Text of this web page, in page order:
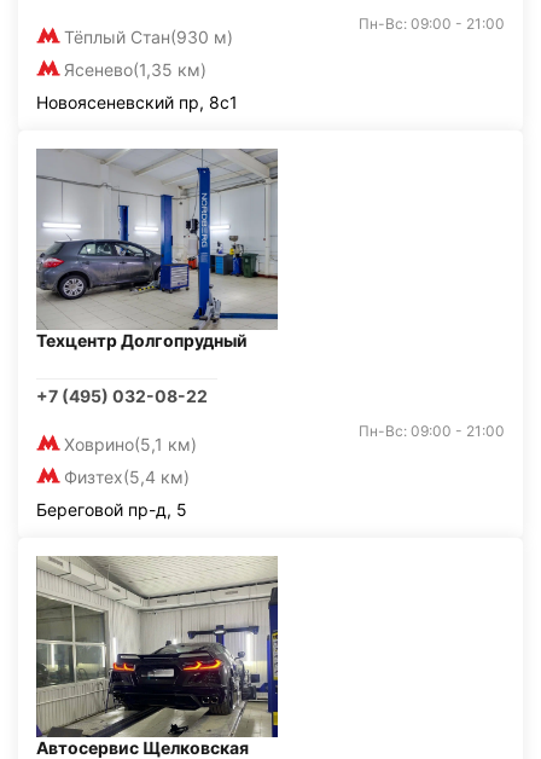
Тёплый Стан(930 м)
Ясенево(1,35 км)
Пн-Вс: 09:00 - 21:00
Новоясеневский пр, 8с1
Техцентр Долгопрудный
+7 (495) 032-08-22
Ховрино(5,1 км)
Физтех(5,4 км)
Пн-Вс: 09:00 - 21:00
Береговой пр-д, 5
Автосервис Щелковская